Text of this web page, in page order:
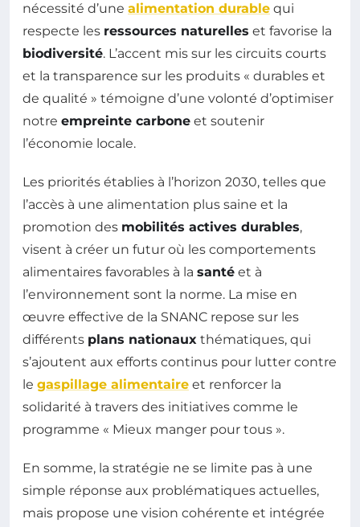
nécessité d’une alimentation durable qui
respecte les ressources naturelles et favorise la
biodiversité. L’accent mis sur les circuits courts
et la transparence sur les produits « durables et
de qualité » témoigne d’une volonté d’optimiser
notre empreinte carbone et soutenir
l’économie locale.
Les priorités établies à l’horizon 2030, telles que
l’accès à une alimentation plus saine et la
promotion des mobilités actives durables,
visent à créer un futur où les comportements
alimentaires favorables à la santé et à
l’environnement sont la norme. La mise en
œuvre effective de la SNANC repose sur les
différents plans nationaux thématiques, qui
s’ajoutent aux efforts continus pour lutter contre
le gaspillage alimentaire et renforcer la
solidarité à travers des initiatives comme le
programme « Mieux manger pour tous ».
En somme, la stratégie ne se limite pas à une
simple réponse aux problématiques actuelles,
mais propose une vision cohérente et intégrée